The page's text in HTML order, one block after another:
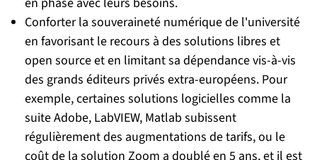
Conforter la souveraineté numérique de l'université
en favorisant le recours à des solutions libres et
open source et en limitant sa dépendance vis-à-vis
des grands éditeurs privés extra-européens. Pour
exemple, certaines solutions logicielles comme la
suite Adobe, LabVIEW, Matlab subissent
régulièrement des augmentations de tarifs, ou le
coût de la solution Zoom a doublé en 5 ans, et il est